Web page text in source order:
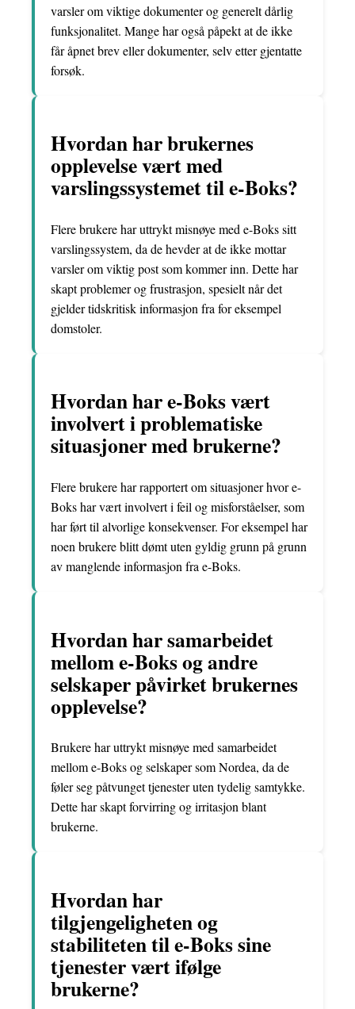
varsler om viktige dokumenter og generelt dårlig
funksjonalitet. Mange har også påpekt at de ikke
får åpnet brev eller dokumenter, selv etter gjentatte
forsøk.
Hvordan har brukernes
opplevelse vært med
varslingssystemet til e-Boks?
Flere brukere har uttrykt misnøye med e-Boks sitt
varslingssystem, da de hevder at de ikke mottar
varsler om viktig post som kommer inn. Dette har
skapt problemer og frustrasjon, spesielt når det
gjelder tidskritisk informasjon fra for eksempel
domstoler.
Hvordan har e-Boks vært
involvert i problematiske
situasjoner med brukerne?
Flere brukere har rapportert om situasjoner hvor e-
Boks har vært involvert i feil og misforståelser, som
har ført til alvorlige konsekvenser. For eksempel har
noen brukere blitt dømt uten gyldig grunn på grunn
av manglende informasjon fra e-Boks.
Hvordan har samarbeidet
mellom e-Boks og andre
selskaper påvirket brukernes
opplevelse?
Brukere har uttrykt misnøye med samarbeidet
mellom e-Boks og selskaper som Nordea, da de
føler seg påtvunget tjenester uten tydelig samtykke.
Dette har skapt forvirring og irritasjon blant
brukerne.
Hvordan har
tilgjengeligheten og
stabiliteten til e-Boks sine
tjenester vært ifølge
brukerne?